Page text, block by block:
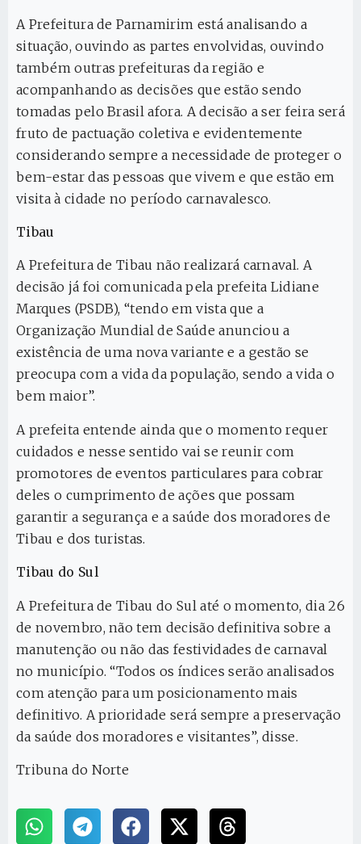
A Prefeitura de Parnamirim está analisando a
situação, ouvindo as partes envolvidas, ouvindo
também outras prefeituras da região e
acompanhando as decisões que estão sendo
tomadas pelo Brasil afora. A decisão a ser feira será
fruto de pactuação coletiva e evidentemente
considerando sempre a necessidade de proteger o
bem-estar das pessoas que vivem e que estão em
visita à cidade no período carnavalesco.
Tibau
A Prefeitura de Tibau não realizará carnaval. A
decisão já foi comunicada pela prefeita Lidiane
Marques (PSDB), “tendo em vista que a
Organização Mundial de Saúde anunciou a
existência de uma nova variante e a gestão se
preocupa com a vida da população, sendo a vida o
bem maior”.
A prefeita entende ainda que o momento requer
cuidados e nesse sentido vai se reunir com
promotores de eventos particulares para cobrar
deles o cumprimento de ações que possam
garantir a segurança e a saúde dos moradores de
Tibau e dos turistas.
Tibau do Sul
A Prefeitura de Tibau do Sul até o momento, dia 26
de novembro, não tem decisão definitiva sobre a
manutenção ou não das festividades de carnaval
no município. “Todos os índices serão analisados
com atenção para um posicionamento mais
definitivo. A prioridade será sempre a preservação
da saúde dos moradores e visitantes”, disse.
Tribuna do Norte